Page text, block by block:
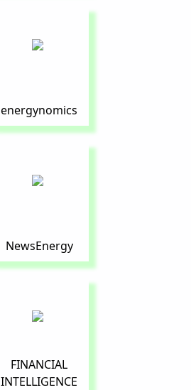
energynomics
NewsEnergy
FINANCIAL
INTELLIGENCE